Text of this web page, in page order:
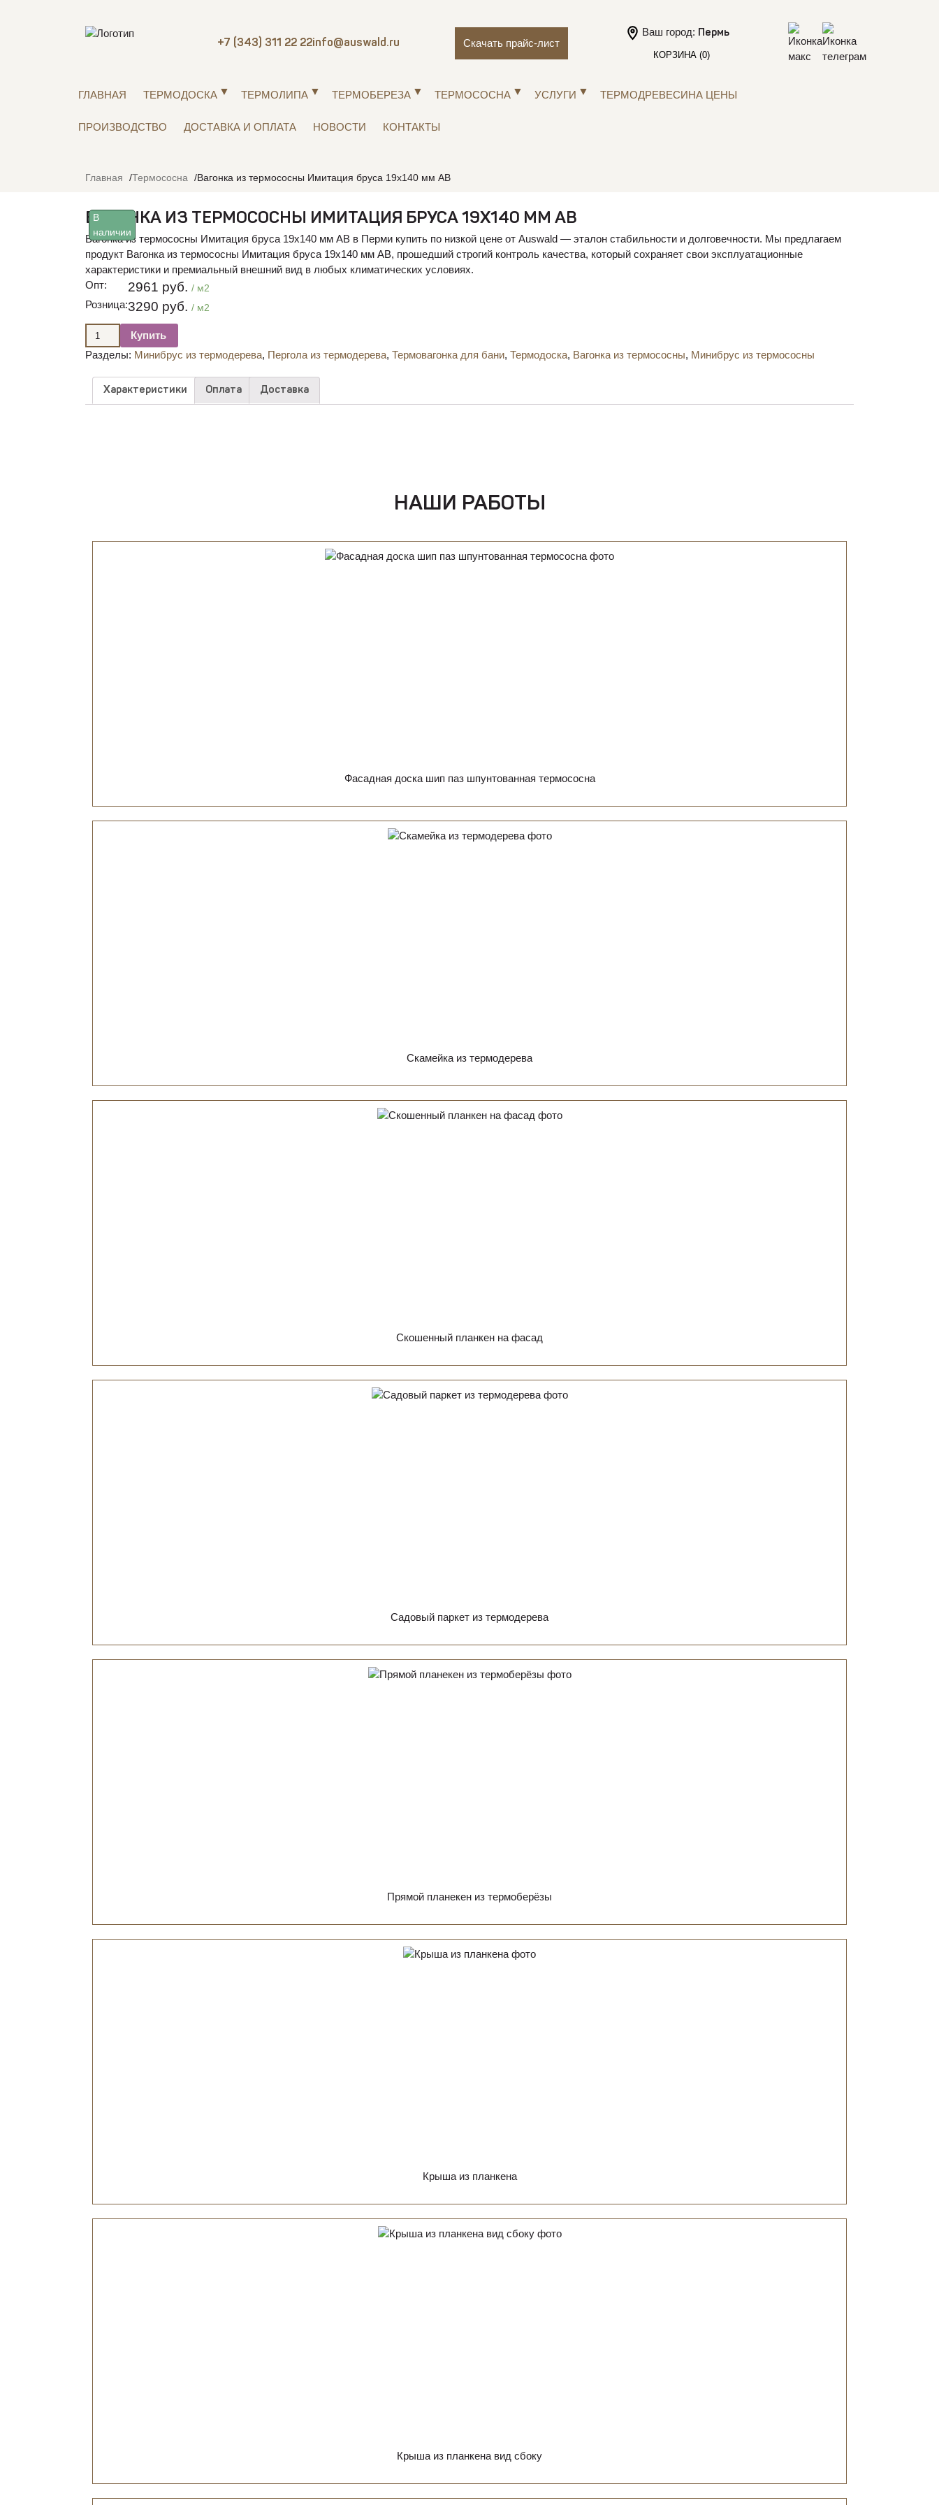
+7 (343) 311 22 22info@auswald.ru Скачать прайс-лист
Ваш город: Пермь
КОРЗИНА (0)
ГЛАВНАЯ ТЕРМОДОСКА ТЕРМОЛИПА ТЕРМОБЕРЕЗА ТЕРМОСОСНА УСЛУГИ ТЕРМОДРЕВЕСИНА ЦЕНЫ
ПРОИЗВОДСТВО ДОСТАВКА И ОПЛАТА НОВОСТИ КОНТАКТЫ
Главная Термососна Вагонка из термососны Имитация бруса 19х140 мм АВ
ВАГОНКА ИЗ ТЕРМОСОСНЫ ИМИТАЦИЯ БРУСА 19Х140 ММ АВ
Вагонка из термососны Имитация бруса 19х140 мм АВ в Перми купить по низкой цене от Auswald — эталон стабильности и долговечности. Мы предлагаем
продукт Вагонка из термососны Имитация бруса 19х140 мм АВ, прошедший строгий контроль качества, который сохраняет свои эксплуатационные
характеристики и премиальный внешний вид в любых климатических условиях.
Опт:
2961 руб. / м2
Розница:3290 руб. / м2
Купить
Разделы: Минибрус из термодерева, Пергола из термодерева, Термовагонка для бани, Термодоска, Вагонка из термососны, Минибрус из термососны
В
наличии
Характеристики Оплата Доставка
НАШИ РАБОТЫ
Фасадная доска шип паз шпунтованная термососна
Скамейка из термодерева
Скошенный планкен на фасад
Садовый паркет из термодерева
Прямой планекен из термоберёзы
Крыша из планкена
Крыша из планкена вид сбоку